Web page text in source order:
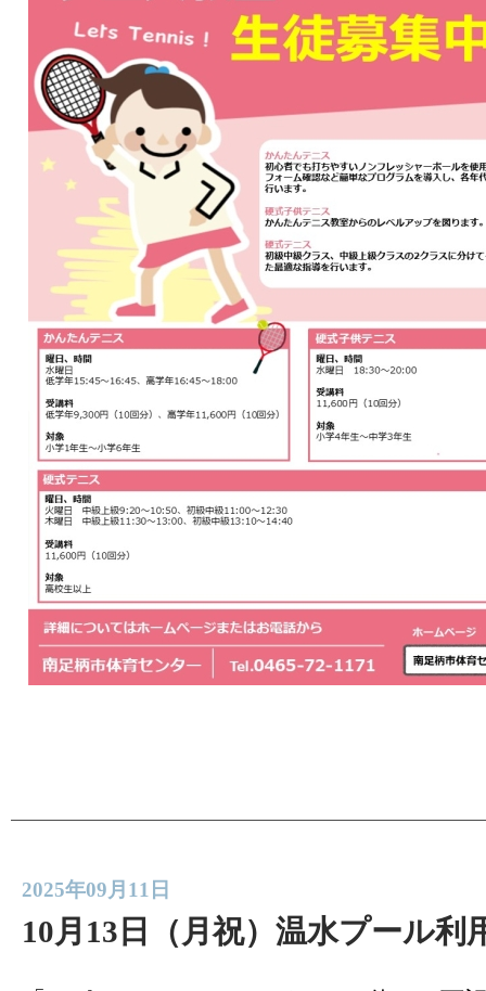
2025年09月11日
10月13日（月祝）温水プール利